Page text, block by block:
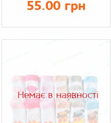
55.00 грн
Немає в наявності